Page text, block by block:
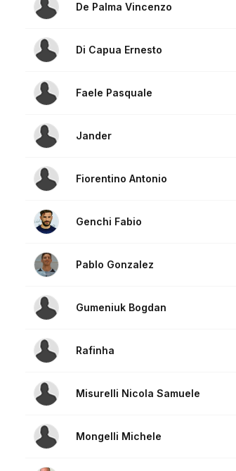
De Palma Vincenzo
Di Capua Ernesto
Faele Pasquale
Jander
Fiorentino Antonio
Genchi Fabio
Pablo Gonzalez
Gumeniuk Bogdan
Rafinha
Misurelli Nicola Samuele
Mongelli Michele